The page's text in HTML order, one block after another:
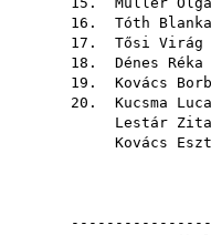
16. Tóth Blanka
17. Tősi Virág
18. Dénes Réka
19. Kovács
20. Kucsma
Lestár Zita
Kovács